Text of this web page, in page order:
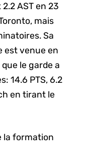
AST en 23
mais
Sa
est venue en
le garde a
14.6 PTS, 6.2
en tirant le
la formation